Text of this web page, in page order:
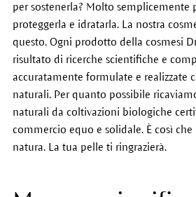
per sostenerla? Molto semplicemente
proteggerla e idratarla. La nostra
questo. Ogni prodotto della cosmesi
risultato di ricerche scientifiche e
accuratamente formulate e realizzate
naturali. Per quanto possibile
naturali da coltivazioni biologiche
commercio equo e solidale. È così
natura. La tua pelle ti ringrazierà.